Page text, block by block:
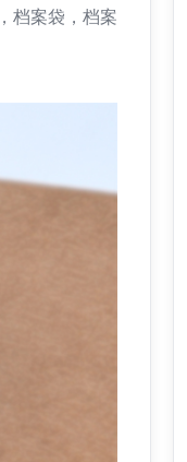
档案袋，档案